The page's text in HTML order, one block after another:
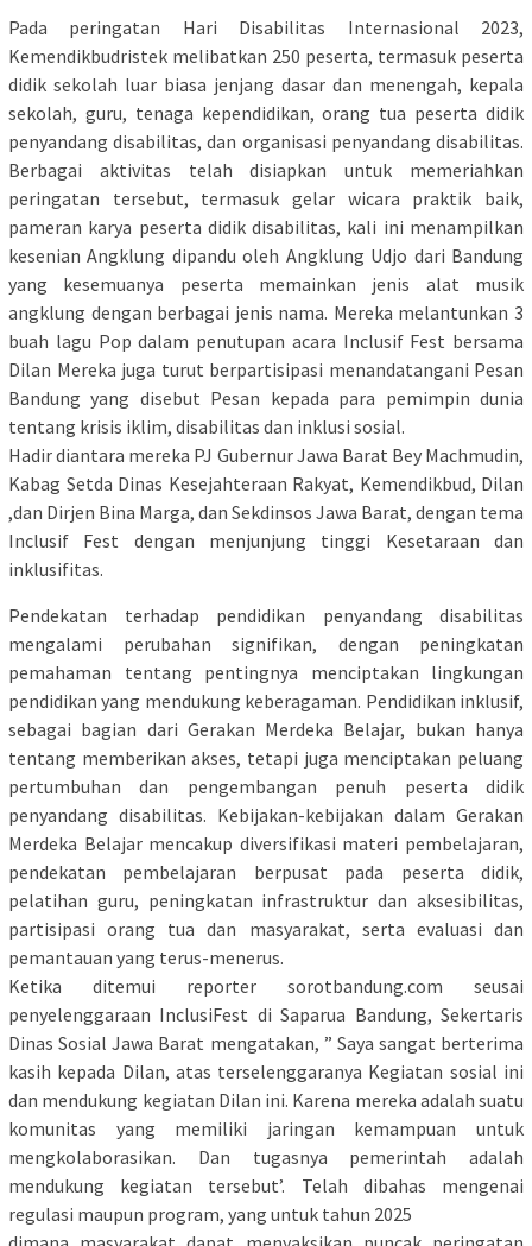
Pada peringatan Hari Disabilitas Internasional 2023,
Kemendikbudristek melibatkan 250 peserta, termasuk peserta
didik sekolah luar biasa jenjang dasar dan menengah, kepala
sekolah, guru, tenaga kependidikan, orang tua peserta didik
penyandang disabilitas, dan organisasi penyandang disabilitas.
Berbagai aktivitas telah disiapkan untuk memeriahkan
peringatan tersebut, termasuk gelar wicara praktik baik,
pameran karya peserta didik disabilitas, kali ini menampilkan
kesenian Angklung dipandu oleh Angklung Udjo dari Bandung
yang kesemuanya peserta memainkan jenis alat musik
angklung dengan berbagai jenis nama. Mereka melantunkan 3
buah lagu Pop dalam penutupan acara Inclusif Fest bersama
Dilan Mereka juga turut berpartisipasi menandatangani Pesan
Bandung yang disebut Pesan kepada para pemimpin dunia
tentang krisis iklim, disabilitas dan inklusi sosial.
Hadir diantara mereka PJ Gubernur Jawa Barat Bey Machmudin,
Kabag Setda Dinas Kesejahteraan Rakyat, Kemendikbud, Dilan
,dan Dirjen Bina Marga, dan Sekdinsos Jawa Barat, dengan tema
Inclusif Fest dengan menjunjung tinggi Kesetaraan dan
inklusifitas.
Pendekatan terhadap pendidikan penyandang disabilitas
mengalami perubahan signifikan, dengan peningkatan
pemahaman tentang pentingnya menciptakan lingkungan
pendidikan yang mendukung keberagaman. Pendidikan inklusif,
sebagai bagian dari Gerakan Merdeka Belajar, bukan hanya
tentang memberikan akses, tetapi juga menciptakan peluang
pertumbuhan dan pengembangan penuh peserta didik
penyandang disabilitas. Kebijakan-kebijakan dalam Gerakan
Merdeka Belajar mencakup diversifikasi materi pembelajaran,
pendekatan pembelajaran berpusat pada peserta didik,
pelatihan guru, peningkatan infrastruktur dan aksesibilitas,
partisipasi orang tua dan masyarakat, serta evaluasi dan
pemantauan yang terus-menerus.
Ketika ditemui reporter sorotbandung.com seusai
penyelenggaraan InclusiFest di Saparua Bandung, Sekertaris
Dinas Sosial Jawa Barat mengatakan, ” Saya sangat berterima
kasih kepada Dilan, atas terselenggaranya Kegiatan sosial ini
dan mendukung kegiatan Dilan ini. Karena mereka adalah suatu
komunitas yang memiliki jaringan kemampuan untuk
mengkolaborasikan. Dan tugasnya pemerintah adalah
mendukung kegiatan tersebut’. Telah dibahas mengenai
regulasi maupun program, yang untuk tahun 2025